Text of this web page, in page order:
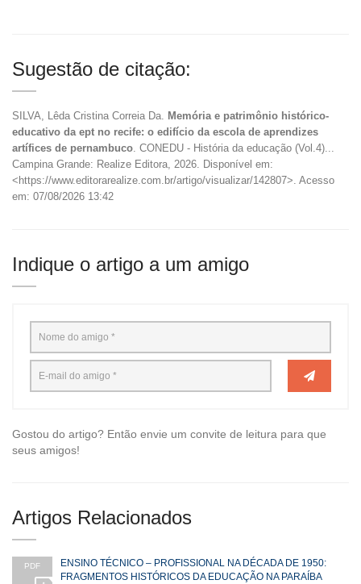
Sugestão de citação:
SILVA, Lêda Cristina Correia Da. Memória e patrimônio histórico-
educativo da ept no recife: o edifício da escola de aprendizes
artífices de pernambuco . CONEDU - História da educação (Vol.4)...
Campina Grande: Realize Editora, 2026. Disponível em:
<https://www.editorarealize.com.br/artigo/visualizar/142807>. Acesso
em: 07/08/2026 13:42
Indique o artigo a um amigo
Gostou do artigo? Então envie um convite de leitura para que
seus amigos!
Artigos Relacionados
PDF
ENSINO TÉCNICO – PROFISSIONAL NA DÉCADA DE 1950:
FRAGMENTOS HISTÓRICOS DA EDUCAÇÃO NA PARAÍBA